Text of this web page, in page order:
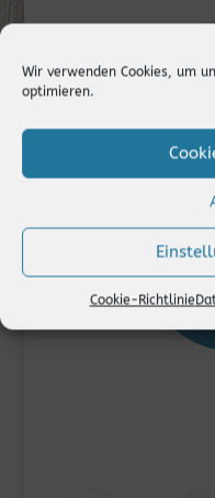
Wir verwenden Cookies, um
optimieren.
Cookie-Richtlinie